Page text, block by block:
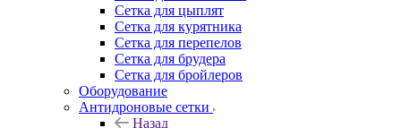
Сетка для цыплят
Сетка для курятника
Сетка для перепелов
Сетка для брудера
Сетка для бройлеров
Оборудование
Антидроновые сетки
Назад